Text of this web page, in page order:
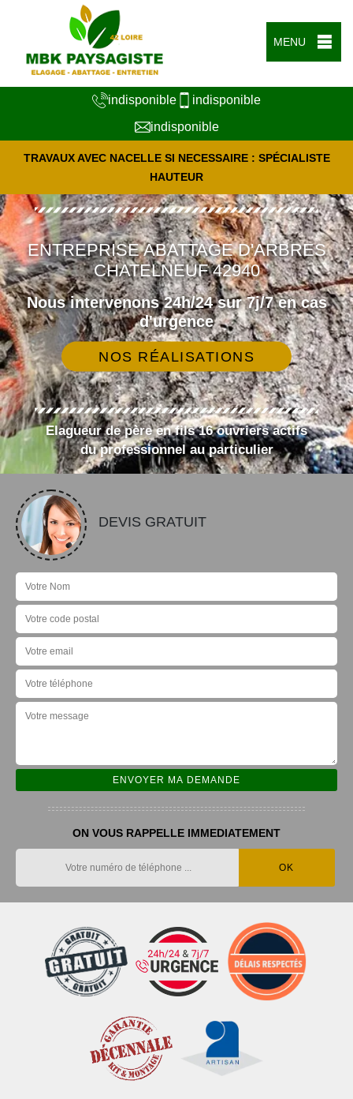
MENU
indisponible
indisponible
indisponible
TRAVAUX AVEC NACELLE SI NECESSAIRE : SPÉCIALISTE
HAUTEUR
ENTREPRISE ABATTAGE D'ARBRES
CHATELNEUF 42940
Nous intervenons 24h/24 sur 7j/7 en cas
d'urgence
NOS RÉALISATIONS
Elagueur de père en fils 16 ouvriers actifs
du professionnel au particulier
DEVIS GRATUIT
ON VOUS RAPPELLE IMMEDIATEMENT